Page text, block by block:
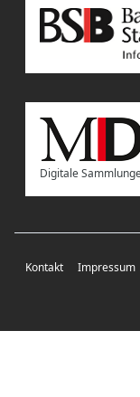
Digitale
Kontakt Impressum